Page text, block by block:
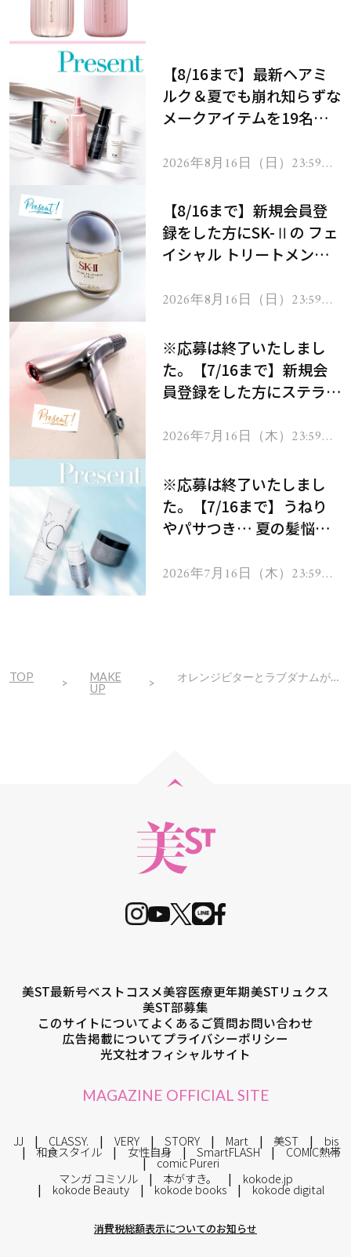
【8/16まで】最新ヘアミ
ルク＆夏でも崩れ知らずな
メークアイテムを19名様
2026年8月16日（日）23:59ま
【8/16まで】新規会員登
録をした方にSK-Ⅱの フェ
イシャル トリートメント
2026年8月16日（日）23:59ま
※応募は終了いたしまし
た。【7/16まで】新規会
員登録をした方にステラボ
ヘアドライヤー ジュエル
2026年7月16日（木）23:59ま
※応募は終了いたしまし
た。【7/16まで】うねり
やパサつき… 夏の髪悩み
ムを13名様にプレゼン
2026年7月16日（木）23:59ま
TOP
MAKE
UP
オレンジビターとラブダナムが溶け合う。大人っぽさを演出したいならこれ一択！
美ST最新号ベストコスメ美容医療更年期美STリュクス
美ST部募集
このサイトについてよくあるご質問お問い合わせ
広告掲載についてプライバシーポリシー
光文社オフィシャルサイト
MAGAZINE OFFICIAL SITE
JJ CLASSY. VERY STORY Mart 美ST bis
和食スタイル 女性自身 SmartFLASH COMIC熱帯
comic Pureri
マンガ コミソル
本がすき。 kokode.jp
kokode Beauty kokode books kokode digital
消費税総額表示についてのお知らせ